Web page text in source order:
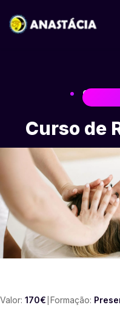
CURSO
Curso de
Valor: 170€ Formação: